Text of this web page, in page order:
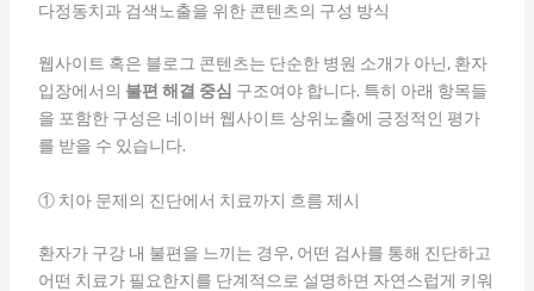
다정동치과 검색노출을 위한 콘텐츠의 구성 방식
웹사이트 혹은 블로그 콘텐츠는 단순한 병원 소개가 아닌, 환자
입장에서의 불편 해결 중심 구조여야 합니다. 특히 아래 항목들
을 포함한 구성은 네이버 웹사이트 상위노출에 긍정적인 평가
를 받을 수 있습니다.
① 치아 문제의 진단에서 치료까지 흐름 제시
환자가 구강 내 불편을 느끼는 경우, 어떤 검사를 통해 진단하고
어떤 치료가 필요한지를 단계적으로 설명하면 자연스럽게 키워